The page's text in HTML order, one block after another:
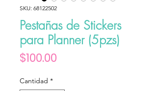
SKU: 68122502
Pestañas de Stickers
para Planner (5pzs)
$100.00
Cantidad *